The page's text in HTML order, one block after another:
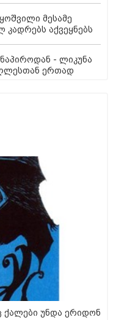
მესამე
აქვეყნებს
- ლიკუნა
ერთად
ქალები უნდა ერიდონ